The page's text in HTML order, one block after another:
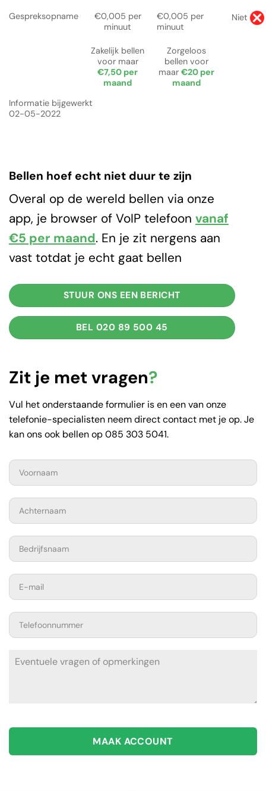
Gespreksopname
€0,005 per
minuut
€0,005 per
minuut
Niet
Zakelijk bellen
voor maar
€7,50 per
maand
Zorgeloos
bellen voor
maar €20 per
maand
Informatie bijgewerkt
02-05-2022
Bellen hoef echt niet duur te zijn
Overal op de wereld bellen via onze
app, je browser of VoIP telefoon vanaf
€5 per maand. En je zit nergens aan
vast totdat je echt gaat bellen
STUUR ONS EEN BERICHT
BEL 020 89 500 45
Zit je met vragen?
Vul het onderstaande formulier is en een van onze
telefonie-specialisten neem direct contact met je op. Je
kan ons ook bellen op 085 303 5041.
MAAK ACCOUNT